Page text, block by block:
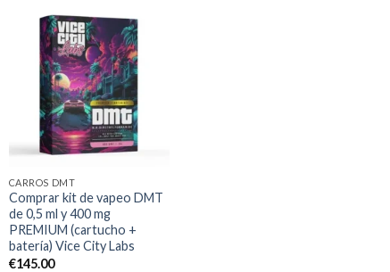
Add to
wishlist
CARROS DMT
Comprar kit de vapeo DMT
de 0,5 ml y 400 mg
PREMIUM (cartucho +
batería) Vice City Labs
€145.00